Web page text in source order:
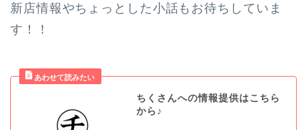
新店情報やちょっとした小話もお待ちしていま
す！！
ちくさんへの情報提供はこちら
から♪